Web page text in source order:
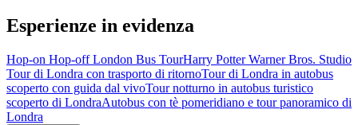
Esperienze in evidenza
Hop-on Hop-off London Bus TourHarry Potter Warner Bros. Studio
Tour di Londra con trasporto di ritornoTour di Londra in autobus
scoperto con guida dal vivoTour notturno in autobus turistico
scoperto di LondraAutobus con tè pomeridiano e tour panoramico di
Londra